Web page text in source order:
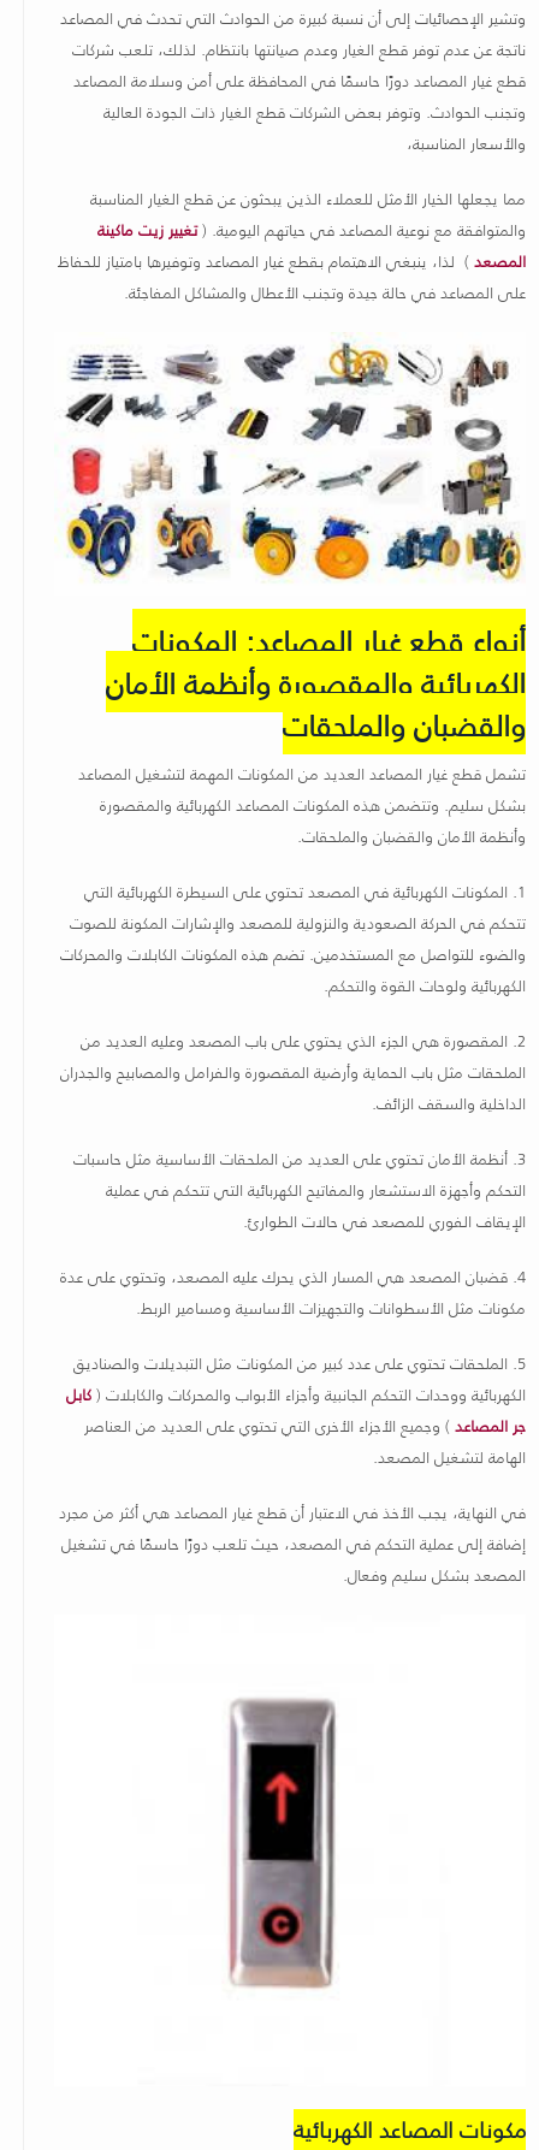
وتشير الإحصائيات إلى أن نسبة كبيرة من الحوادث التي تحدث في المصاعد
ناتجة عن عدم توفر قطع الغيار وعدم صيانتها بانتظام. لذلك، تلعب شركات
قطع غيار المصاعد دورًا حاسمًا في المحافظة على أمن وسلامة المصاعد
وتجنب الحوادث. وتوفر بعض الشركات قطع الغيار ذات الجودة العالية
والأسعار المناسبة،
مما يجعلها الخيار الأمثل للعملاء الذين يبحثون عن قطع الغيار المناسبة
والمتوافقة مع نوعية المصاعد في حياتهم اليومية. (تغيير زيت ماكينة
المصعد ) لذا، ينبغي الاهتمام بقطع غيار المصاعد وتوفيرها بامتياز للحفاظ
على المصاعد في حالة جيدة وتجنب الأعطال والمشاكل المفاجئة.
أنواع قطع غيار المصاعد: المكونات
الكهربائية والمقصورة وأنظمة الأمان
والقضبان والملحقات
تشمل قطع غيار المصاعد العديد من المكونات المهمة لتشغيل المصاعد
بشكل سليم. وتتضمن هذه المكونات المصاعد الكهربائية والمقصورة
وأنظمة الأمان والقضبان والملحقات.
1. المكونات الكهربائية في المصعد تحتوي على السيطرة الكهربائية التي
تتحكم في الحركة الصعودية والنزولية للمصعد والإشارات المكونة للصوت
والضوء للتواصل مع المستخدمين. تضم هذه المكونات الكابلات والمحركات
الكهربائية ولوحات القوة والتحكم.
2. المقصورة هي الجزء الذي يحتوي على باب المصعد وعليه العديد من
الملحقات مثل باب الحماية وأرضية المقصورة والفرامل والمصابيح والجدران
الداخلية والسقف الزائف.
3. أنظمة الأمان تحتوي على العديد من الملحقات الأساسية مثل حاسبات
التحكم وأجهزة الاستشعار والمفاتيح الكهربائية التي تتحكم في عملية
الإيقاف الفوري للمصعد في حالات الطوارئ.
4. قضبان المصعد هي المسار الذي يحرك عليه المصعد، وتحتوي على عدة
مكونات مثل الأسطوانات والتجهيزات الأساسية ومسامير الربط.
5. الملحقات تحتوي على عدد كبير من المكونات مثل التبديلات والصناديق
الكهربائية ووحدات التحكم الجانبية وأجزاء الأبواب والمحركات والكابلات (كابل
جر المصاعد ) وجميع الأجزاء الأخرى التي تحتوي على العديد من العناصر
الهامة لتشغيل المصعد.
في النهاية، يجب الأخذ في الاعتبار أن قطع غيار المصاعد هي أكثر من مجرد
إضافة إلى عملية التحكم في المصعد، حيث تلعب دورًا حاسمًا في تشغيل
المصعد بشكل سليم وفعال.
مكونات المصاعد الكهربائية